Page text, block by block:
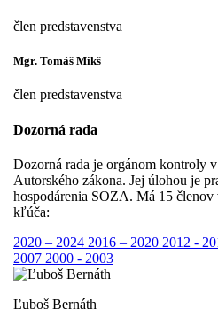
člen predstavenstva
Mgr. Tomáš Mikš
člen predstavenstva
Dozorná rada
Dozorná rada je orgánom kontroly
Autorského zákona. Jej úlohou je
hospodárenia SOZA. Má 15
kľúča:
2020 – 2024 2016 – 2020 2012 -
2007 2000 - 2003
Ľuboš Bernáth